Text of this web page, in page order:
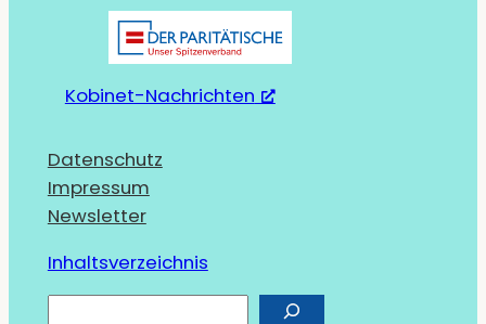
Kobinet-Nachrichten
Datenschutz
Impressum
Newsletter
Inhaltsverzeichnis